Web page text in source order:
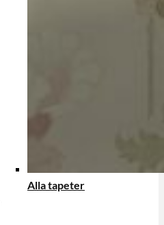
Alla tapeter